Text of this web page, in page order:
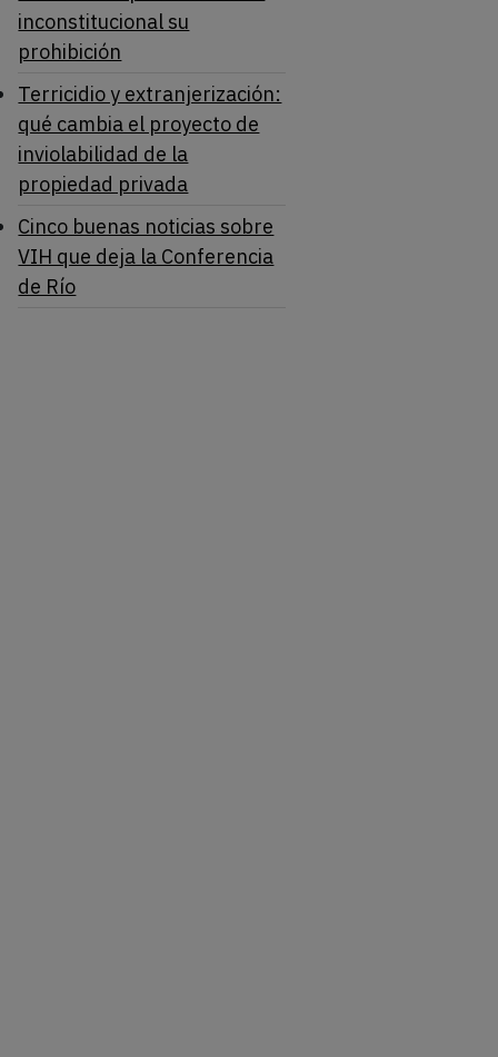
inconstitucional su
prohibición
Terricidio y extranjerización:
qué cambia el proyecto de
inviolabilidad de la
propiedad privada
Cinco buenas noticias sobre
VIH que deja la Conferencia
de Río